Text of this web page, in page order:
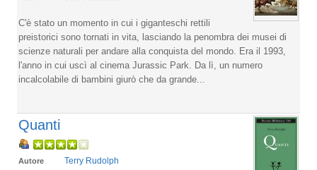
C'è stato un momento in cui i giganteschi rettili
preistorici sono tornati in vita, lasciando la penombra dei musei di
scienze naturali per andare alla conquista del mondo. Era il 1993,
l'anno in cui uscì al cinema Jurassic Park. Da lì, un numero
incalcolabile di bambini giurò che da grande...
Quanti
Autore Terry Rudolph